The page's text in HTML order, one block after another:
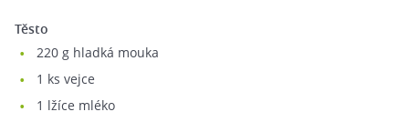
Těsto
220 g hladká mouka
1 ks vejce
1 lžíce mléko